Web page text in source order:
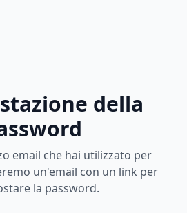
della
email che hai utilizzato per
un'email con un link per
la password.